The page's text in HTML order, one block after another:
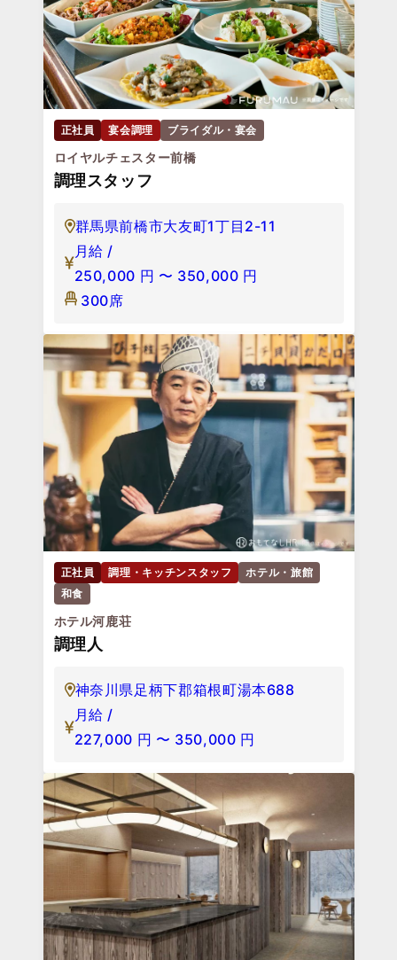
正社員 宴会調理 ブライダル・宴会
ロイヤルチェスター前橋
調理スタッフ
群馬県前橋市大友町1丁目2-11
月給 /
250,000 円 〜 350,000 円
300席
正社員 調理・キッチンスタッフ
ホテル・旅館
和食
ホテル河鹿荘
調理人
神奈川県足柄下郡箱根町湯本688
月給 /
227,000 円 〜 350,000 円